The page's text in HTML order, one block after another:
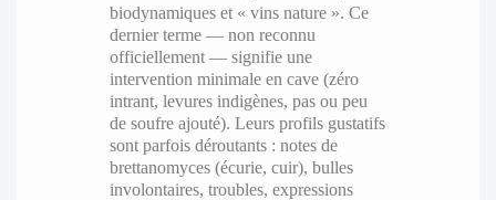
biodynamiques et « vins nature ». Ce
dernier terme — non reconnu
officiellement — signifie une
intervention minimale en cave (zéro
intrant, levures indigènes, pas ou peu
de soufre ajouté). Leurs profils gustatifs
sont parfois déroutants : notes de
brettanomyces (écurie, cuir), bulles
involontaires, troubles, expressions